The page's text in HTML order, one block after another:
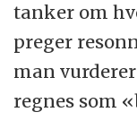
tanker om
preger
man
regnes som